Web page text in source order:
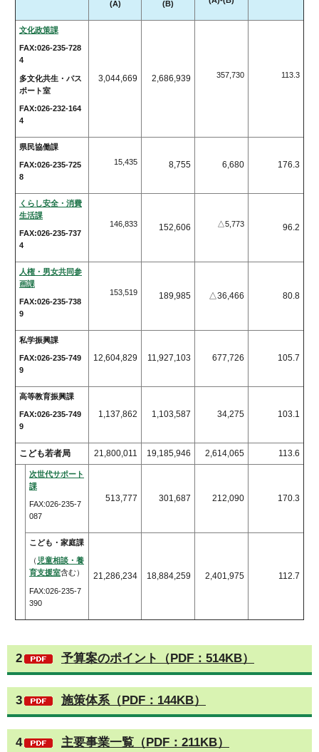
(A)
(B)
文化政策課
FAX:026-235-728
4
多文化共生・パス
ポート室
FAX:026-232-164
4
3,044,669 2,686,939 357,730 113.3
県民協働課
FAX:026-235-725
8
15,435 8,755 6,680 176.3
くらし安全・消費
生活課
FAX:026-235-737
4
146,833 152,606 △5,773 96.2
人権・男女共同参
画課
FAX:026-235-738
9
153,519 189,985 △36,466 80.8
私学振興課
FAX:026-235-749
9
12,604,829 11,927,103 677,726 105.7
高等教育振興課
FAX:026-235-749
9
1,137,862 1,103,587 34,275 103.1
こども若者局 21,800,011 19,185,946 2,614,065 113.6
次世代サポート
課
FAX:026-235-7
087
513,777 301,687 212,090 170.3
こども・家庭課
（ 児童相談・養
育支援室含む）
FAX:026-235-7
390
21,286,234 18,884,259 2,401,975 112.7
2 予算案のポイント（PDF：514KB）
3 施策体系（PDF：144KB）
4 主要事業一覧（PDF：211KB）